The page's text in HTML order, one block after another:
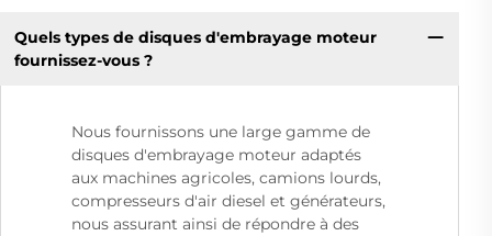
Quels types de disques d'embrayage moteur
fournissez-vous ?
Nous fournissons une large gamme de
disques d'embrayage moteur adaptés
aux machines agricoles, camions lourds,
compresseurs d'air diesel et générateurs,
nous assurant ainsi de répondre à des